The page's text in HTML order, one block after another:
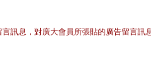
訊息，對廣大會員所張貼的廣告留言